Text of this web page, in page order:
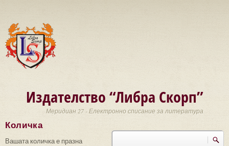
Издателство “Либра Скорп”
Меридиан 27 - Електронно списание за литература
Търси
Количка
Вашата количка е празна